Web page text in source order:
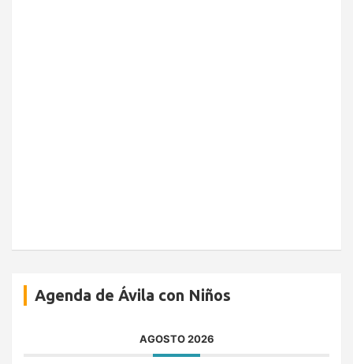
Agenda de Ávila con Niños
AGOSTO 2026